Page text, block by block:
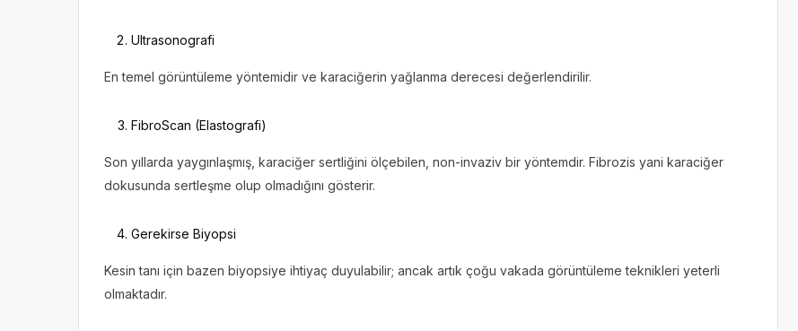
Ultrasonografi
En temel görüntüleme yöntemidir ve karaciğerin yağlanma derecesi değerlendirilir.
FibroScan (Elastografi)
Son yıllarda yaygınlaşmış, karaciğer sertliğini ölçebilen, non-invaziv bir yöntemdir. Fibrozis yani karaciğer
dokusunda sertleşme olup olmadığını gösterir.
Gerekirse Biyopsi
Kesin tanı için bazen biyopsiye ihtiyaç duyulabilir; ancak artık çoğu vakada görüntüleme teknikleri yeterli
olmaktadır.